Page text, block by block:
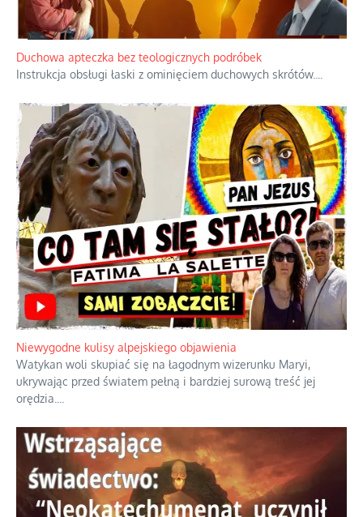
Niezwykły scenariusz bez państwowej dotacji
Reżyser Jerzy Zalewski przedstawia kulisy powstawania swoich
dokumentów, wyzwania związane z ich finansowaniem oraz
nieznane fakty dotyczące biografii...
Duchowa apteczka bez teologicznych podróbek
Instrukcja obsługi łaski z ominięciem duchowych skrótów.